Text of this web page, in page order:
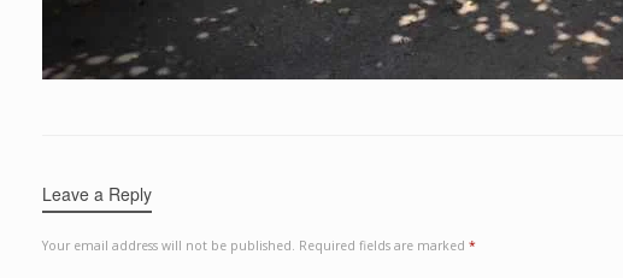
Leave a Reply
Your email address will not be published. Required fields are marked *